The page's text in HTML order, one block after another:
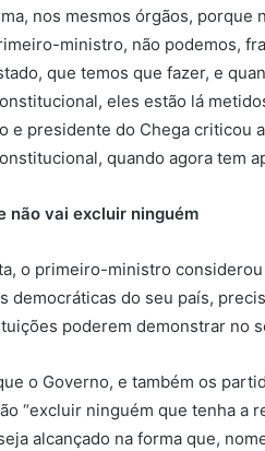
nos mesmos órgãos, porque
ministro, não podemos,
que temos que fazer, e
eles estão lá
e presidente do Chega criticou
quando agora tem
não vai excluir ninguém
o primeiro-ministro
democráticas do seu país,
poderem demonstrar no
o Governo, e também os
“excluir ninguém que tenha a
alcançado na forma que,